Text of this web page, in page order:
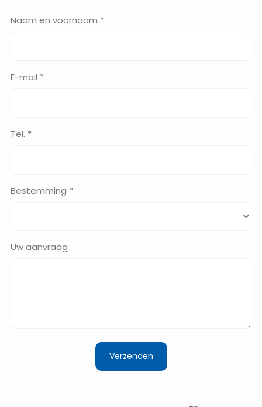
Naam en voornaam *
E-mail *
Tel. *
Bestemming *
Uw aanvraag